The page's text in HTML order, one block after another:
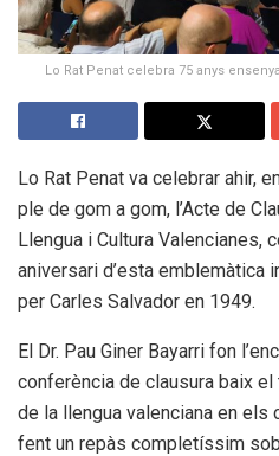
Lo Rat Penat celebra 75 anys
Lo Rat Penat va celebrar ahir,
ple de gom a gom, l’Acte de
Llengua i Cultura Valencianes,
aniversari d’esta emblemàtica
per Carles Salvador en 1949.
El Dr. Pau Giner Bayarri fon
conferència de clausura baix el
de la llengua valenciana en els
fent un repàs completíssim